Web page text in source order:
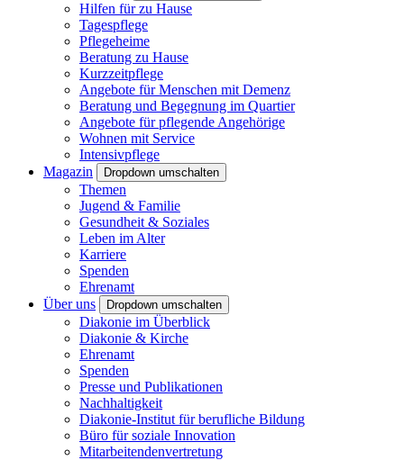
Hilfen für zu Hause
Tagespflege
Pflegeheime
Beratung zu Hause
Kurzzeitpflege
Angebote für Menschen mit Demenz
Beratung und Begegnung im Quartier
Angebote für pflegende Angehörige
Wohnen mit Service
Intensivpflege
Magazin
Dropdown umschalten
Themen
Jugend & Familie
Gesundheit & Soziales
Leben im Alter
Karriere
Spenden
Ehrenamt
Über uns
Dropdown umschalten
Diakonie im Überblick
Diakonie & Kirche
Ehrenamt
Spenden
Presse und Publikationen
Nachhaltigkeit
Diakonie-Institut für berufliche Bildung
Büro für soziale Innovation
Mitarbeitendenvertretung